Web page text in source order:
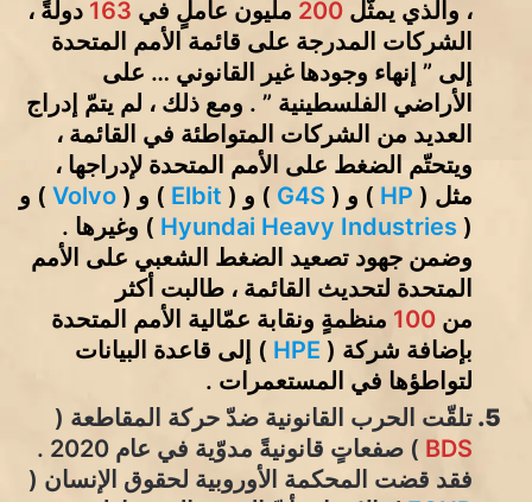
، والذي يمثّل 200 مليون عاملٍ في 163 دولةً ،
الشركات المدرجة على قائمة الأمم المتحدة
إلى ” إنهاء وجودها غير القانوني … على
الأراضي الفلسطينية ” . ومع ذلك ، لم يتمّ إدراج
العديد من الشركات المتواطئة في القائمة ،
ويتحتّم الضغط على الأمم المتحدة لإدراجها ،
مثل ( HP ) و ( G4S ) و ( Elbit ) و ( Volvo ) و
(
Hyundai Heavy Industries ) وغيرها .
وضمن جهود تصعيد الضغط الشعبي على الأمم
المتحدة لتحديث القائمة ، طالبت أكثر
من 100 منظمةٍ ونقابة عمّالية الأمم المتحدة
بإضافة شركة ( HPE ) إلى قاعدة البيانات
لتواطؤها في المستعمرات .
تلقّت الحرب القانونية ضدّ حركة المقاطعة (
BDS
) صفعاتٍ قانونيةً مدوّية في عام 2020 .
فقد قضت المحكمة الأوروبية لحقوق الإنسان (